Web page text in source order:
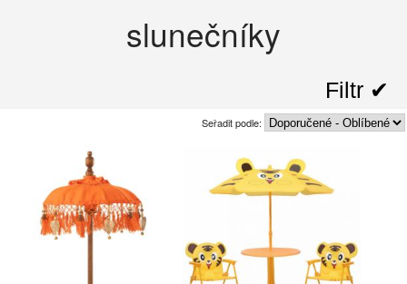
slunečníky
Filtr ✔︎
Seřadit podle: